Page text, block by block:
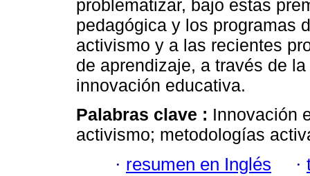
problematizar, bajo estas
pedagógica y los programas
activismo y a las recientes
de aprendizaje, a través de
innovación educativa.
Palabras clave : Innovación
activismo; metodologías
· resumen en Inglés ·